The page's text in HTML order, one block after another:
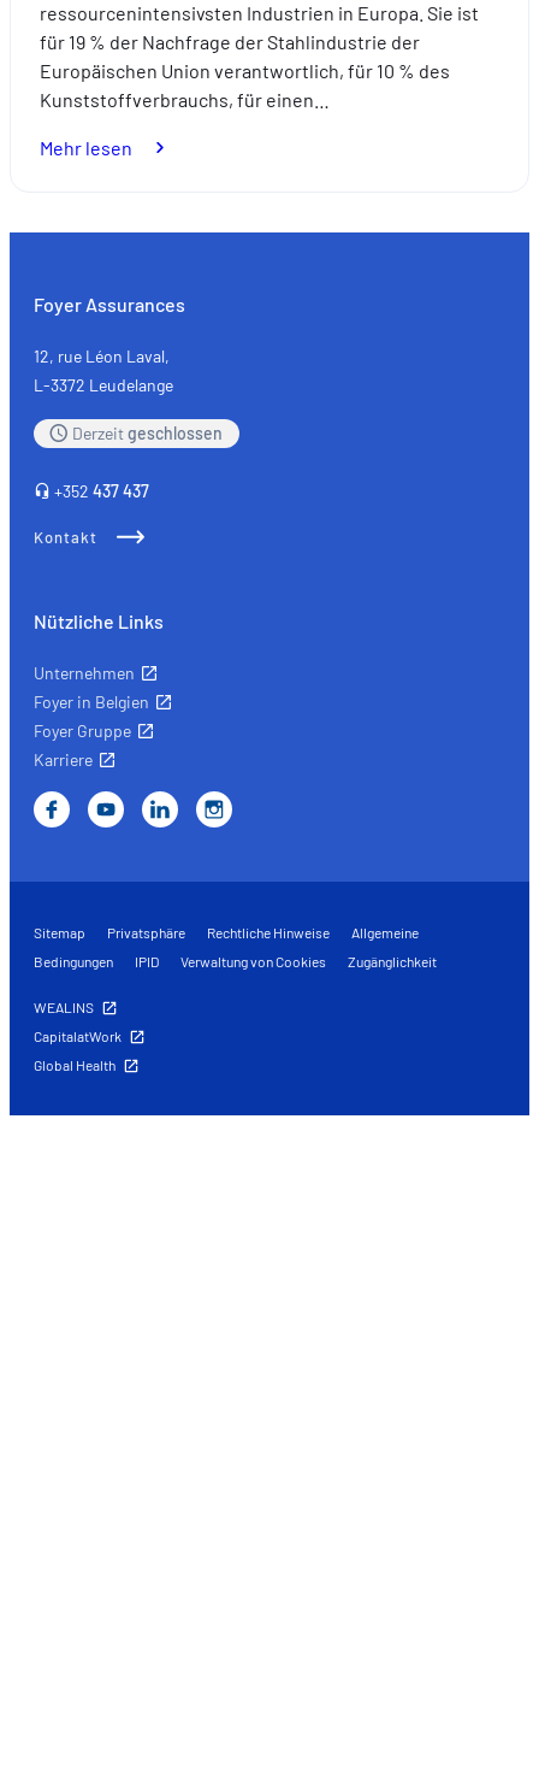
ressourcenintensivsten Industrien in Europa. Sie ist
für 19 % der Nachfrage der Stahlindustrie der
Europäischen Union verantwortlich, für 10 % des
Kunststoffverbrauchs, für einen…
Mehr lesen
zweiter
auf
Qualität
Foyer Assurances
12, rue Léon Laval,
L-3372 Leudelange
Derzeitgeschlossen
+352 437 437
Kontakt
Nützliche Links
Unternehmen
Foyer in Belgien
Foyer Gruppe
Karriere
Sitemap Privatsphäre Rechtliche Hinweise
Allgemeine
Bedingungen
IPID Verwaltung von Cookies Zugänglichkeit
WEALINS
CapitalatWork
Global Health